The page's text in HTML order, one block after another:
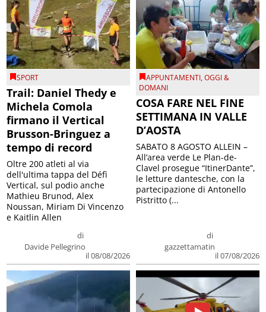
SPORT
Trail: Daniel Thedy e
Michela Comola
firmano il Vertical
Brusson-Bringuez a
tempo di record
di
Davide Pellegrino
il 08/08/2026
Oltre 200 atleti al via
dell'ultima tappa del Défì
Vertical, sul podio anche
Mathieu Brunod, Alex
Noussan, Miriam Di Vincenzo
e Kaitlin Allen
APPUNTAMENTI,OGGI &
DOMANI
COSA FARE NEL FINE
SETTIMANA IN VALLE
D’AOSTA
di
gazzettamatin
il 07/08/2026
SABATO 8 AGOSTO ALLEIN –
All’area verde Le Plan-de-
Clavel prosegue “ItinerDante”,
le letture dantesche, con la
partecipazione di Antonello
Pistritto (...